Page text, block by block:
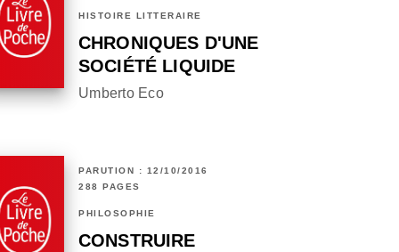
HISTOIRE LITTÉRAIRE
CHRONIQUES D'UNE
SOCIÉTÉ LIQUIDE
Umberto Eco
PARUTION : 12/10/2016
288 PAGES
PHILOSOPHIE
CONSTRUIRE